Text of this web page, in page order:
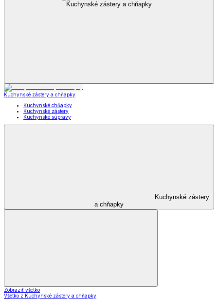
Kuchynské zástery a chňapky
Kuchynské zástery a chňapky
Kuchynské chňapky
Kuchynské zástery
Kuchynské súpravy
Kuchynské zástery
a chňapky
Zobraziť všetko
Všetko z Kuchynské zástery a chňapky